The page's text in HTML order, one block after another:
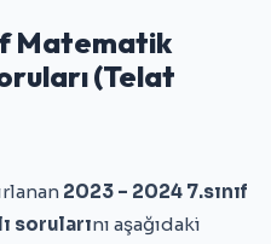
Matematik
(Telat
2023 – 2024 7.sınıf
sorularını aşağıdaki